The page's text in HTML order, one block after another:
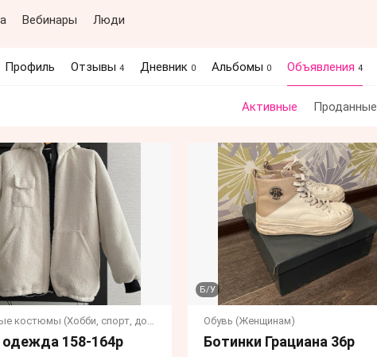
Вебинары Люди
Профиль Отзывы 4 Дневник 0 Альбомы 0 Объявления 4
Активные Проданные
Маскарадные костюмы (Хобби, спорт, досуг, праздники)
одежда 158-164р
Обувь (Женщинам)
Б/У
Ботинки Грациана 36р